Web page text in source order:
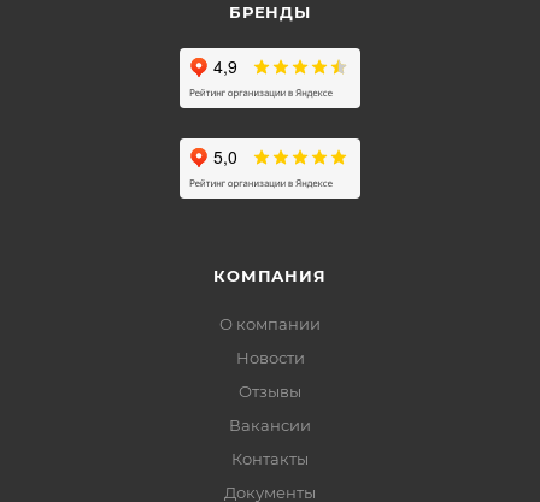
БРЕНДЫ
КОМПАНИЯ
О компании
Новости
Отзывы
Вакансии
Контакты
Документы